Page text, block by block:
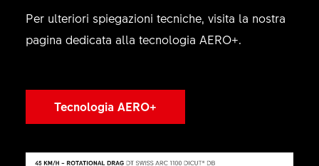
Per ulteriori spiegazioni tecniche, visita la nostra
pagina dedicata alla tecnologia AERO+.
Tecnologia AERO+